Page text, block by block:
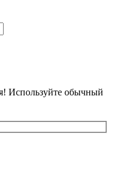
Используйте обычный